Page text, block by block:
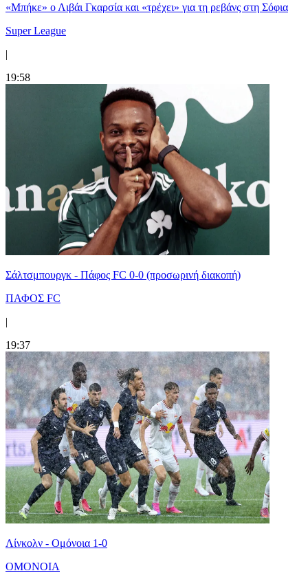
«Μπήκε» ο Λιβάι Γκαρσία και «τρέχει» για τη ρεβάνς στη Σόφια
Super League
|
19:58
Σάλτσμπουργκ - Πάφος FC 0-0 (προσωρινή διακοπή)
ΠΑΦΟΣ FC
|
19:37
Λίνκολν - Ομόνοια 1-0
ΟΜΟΝΟΙΑ